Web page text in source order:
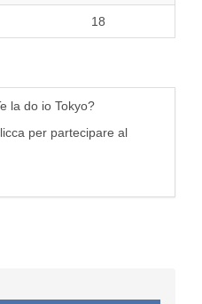
18
la do io Tokyo?
per partecipare al